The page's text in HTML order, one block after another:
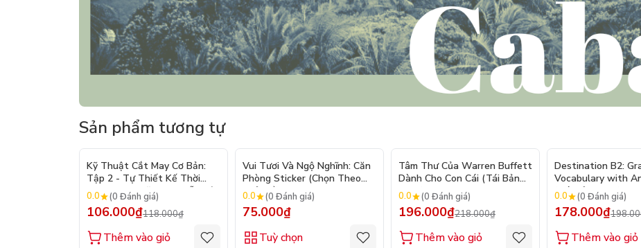
Sản phẩm tương tự
- 10%
Kỹ Thuật Cắt May Cơ Bản:
Tập 2 - Tự Thiết Kế Thời
Trang Nam Nữ - Tạo Mẫu Rập
- Kỹ Thuật Nhảy Size
0.0 (0 Đánh giá)
106.000₫118.000₫
Thêm vào giỏ
Vui Tươi Và Ngộ Nghĩnh: Căn
Phòng Sticker (Chọn Theo
Chủ Đề) - Hơn 250 Sticker
0.0 (0 Đánh giá)
75.000₫
Tuỳ chọn
- 10%
Tâm Thư Của Warren Buffett
Dành Cho Con Cái (Tái Bản
2026)
0.0 (0 Đánh giá)
196.000₫218.000₫
Thêm vào giỏ
Destination B2:
Vocabulary with
(Tái Bản 2025)
0.0 (0 Đánh giá)
178.000₫
Thêm vào giỏ